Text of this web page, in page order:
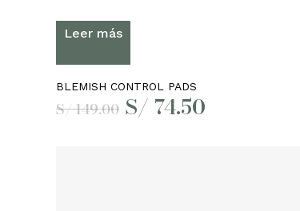
Leer más
BLEMISH CONTROL PADS
S/149.00 El
precio
S/ 74.50